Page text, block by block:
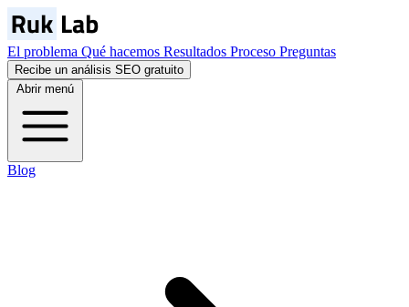
El problema Qué hacemos Resultados Proceso Preguntas
Recibe un análisis SEO gratuito
Abrir menú
Blog